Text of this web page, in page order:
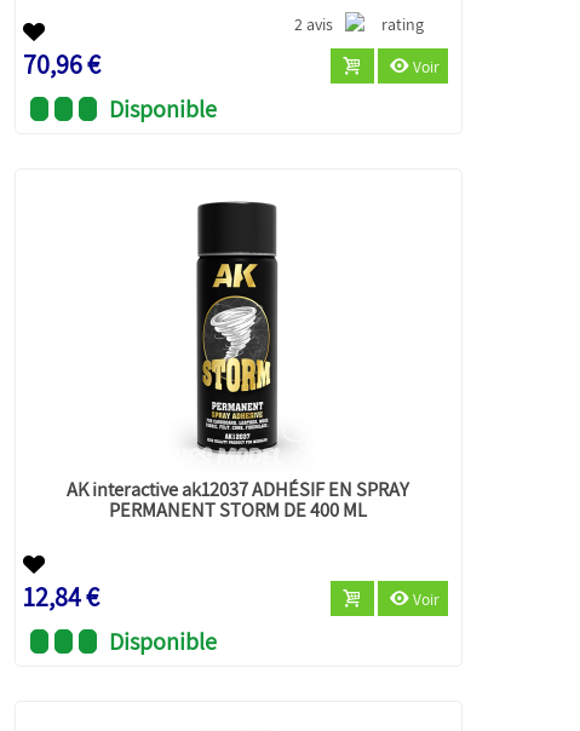
2 avis
70,96 € Voir
Disponible
AK interactive ak12037 ADHÉSIF EN SPRAY
PERMANENT STORM DE 400 ML
12,84 € Voir
Disponible